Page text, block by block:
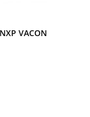
VACON